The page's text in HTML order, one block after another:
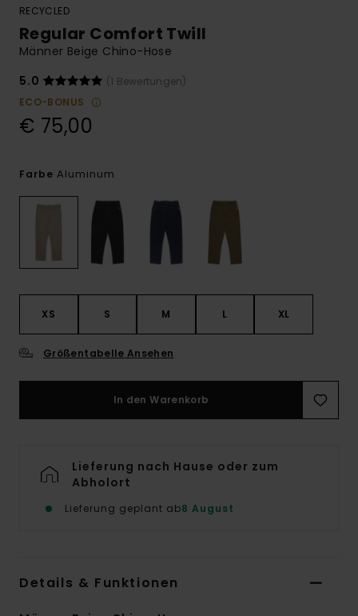
RECYCLED
Regular Comfort Twill
Männer Beige Chino-Hose
5.0
(1 Bewertungen)
ECO-BONUS
€ 75,00
Farbe Aluminum
XS S M L XL
Größentabelle Ansehen
In den Warenkorb
Lieferung nach Hause oder zum
Abholort
Lieferung geplant ab8 August
Details & Funktionen